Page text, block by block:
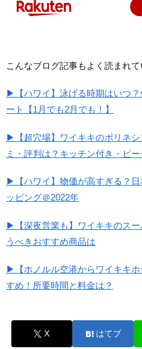
こんなブログ記事もよく読まれて
▶【ハワイ】泳げる時期はいつ
ート【1月でも2月でも！】
▶【超穴場】ワイキキのポリネ
ミ・評判は？キッチン付き・ビー
▶【ハワイ】物価が高すぎる？
ッピング＠2022年
▶【深夜営業も】ワイキキのス
うべきおすすめ商品は
▶【ホノルル空港からワイキキ
すめ！所要時間と料金は？
X はてブ